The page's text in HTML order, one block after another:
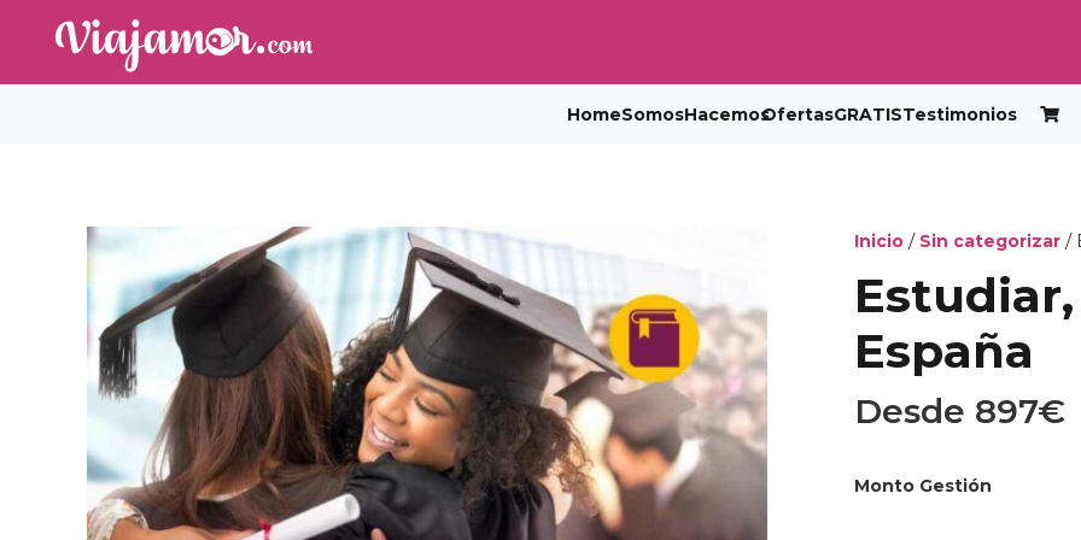
HomeSomosHacemosOfertasGRATISTestimonios
Inicio / Sin categorizar /
España
Desde 897€
Monto Gestión